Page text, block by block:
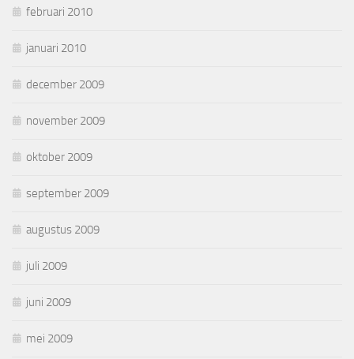
februari 2010
januari 2010
december 2009
november 2009
oktober 2009
september 2009
augustus 2009
juli 2009
juni 2009
mei 2009